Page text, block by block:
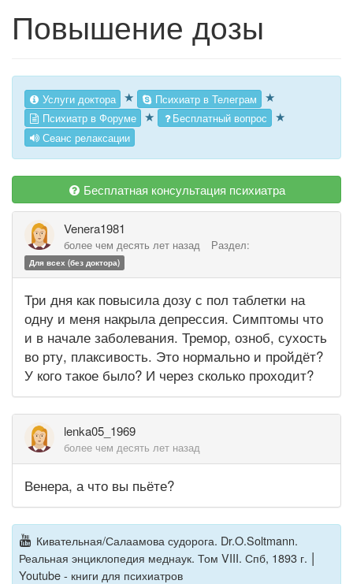
Повышение дозы
Услуги доктора ★ Психиатр в Телеграм ★
Психиатр в Форуме ★ Бесплатный вопрос ★
Сеанс релаксации
Бесплатная консультация психиатра
Venera1981
более чем десять лет назад Раздел:
Для всех (без доктора)
Три дня как повысила дозу с пол таблетки на
одну и меня накрыла депрессия. Симптомы что
и в начале заболевания. Тремор, озноб, сухость
во рту, плаксивость. Это нормально и пройдёт?
У кого такое было? И через сколько проходит?
lenka05_1969
более чем десять лет назад
Венера, а что вы пьёте?
Кивательная/Салаамова судорога. Dr.O.Soltmann.
Реальная энциклопедия меднаук. Том VIII. Спб, 1893 г. |
Youtube - книги для психиатров